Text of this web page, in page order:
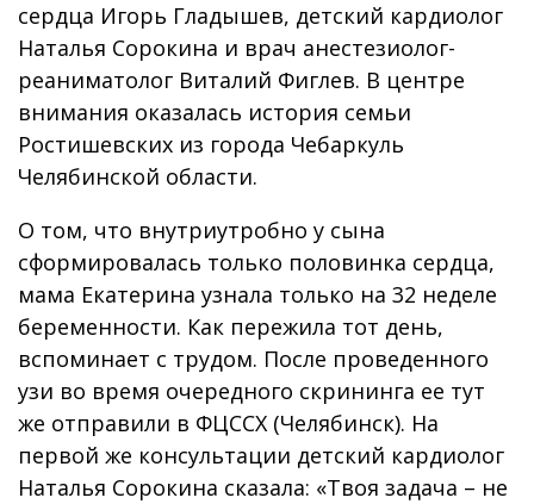
сердца Игорь Гладышев, детский кардиолог
Наталья Сорокина и врач анестезиолог-
реаниматолог Виталий Фиглев. В центре
внимания оказалась история семьи
Ростишевских из города Чебаркуль
Челябинской области.
О том, что внутриутробно у сына
сформировалась только половинка сердца,
мама Екатерина узнала только на 32 неделе
беременности. Как пережила тот день,
вспоминает с трудом. После проведенного
узи во время очередного скрининга ее тут
же отправили в ФЦССХ (Челябинск). На
первой же консультации детский кардиолог
Наталья Сорокина сказала: «Твоя задача – не